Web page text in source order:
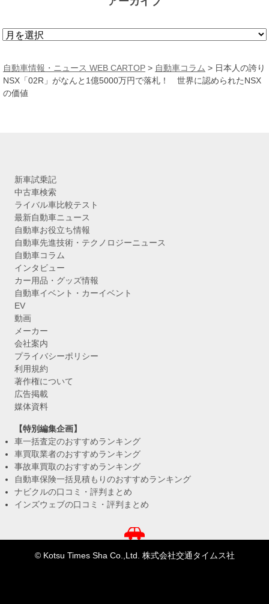
ア
カ
イ
ブ
自動車情報・ニュース WEB CARTOP > 自動車コラム > 日本人の誇り
NSX「02R」がなんと1億5000万円で落札！ 世界に認められたNSX
の価値
新車試乗記
中古車検索
ライバル車比較テスト
最新自動車ニュース
自動車お役立ち情報
自動車先進技術・テクノロジーニュース
自動車コラム
インタビュー
カー用品・グッズ情報
自動車イベント・カーイベント
EV
動画
メーカー
会社案内
プライバシーポリシー
利用規約
著作権について
広告掲載
媒体資料
【特別編集企画】
車一括査定のおすすめランキング
車買取業者のおすすめランキング
事故車買取のおすすめランキング
自動車保険一括見積もりのおすすめランキング
ナビクルの口コミ・評判まとめ
インズウェブの口コミ・評判まとめ
© Kotsu Times Sha Co.,Ltd. 株式会社交通タイムス社